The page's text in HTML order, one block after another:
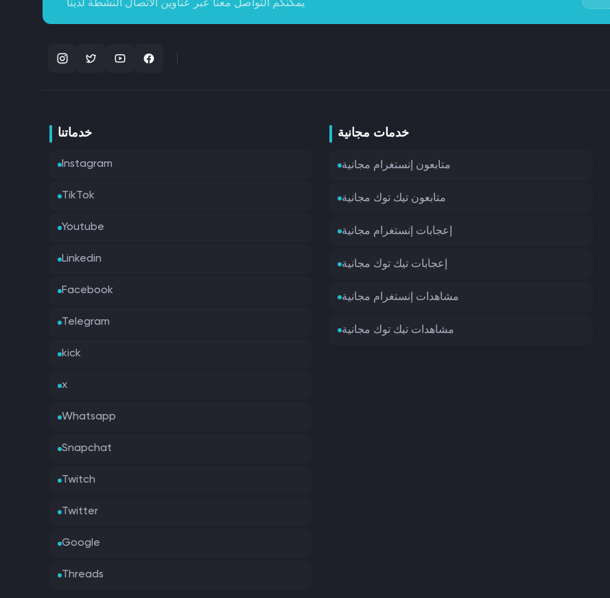
يمكنكم التواصل معنا عبر عناوين الاتصال النشطة لدينا
خدماتنا
Instagram
TikTok
Youtube
Linkedin
Facebook
Telegram
kick
x
Whatsapp
Snapchat
Twitch
Twitter
Google
Threads
خدمات مجانية
متابعون إنستغرام مجانية
متابعون تيك توك مجانية
إعجابات إنستغرام مجانية
إعجابات تيك توك مجانية
مشاهدات إنستغرام مجانية
مشاهدات تيك توك مجانية